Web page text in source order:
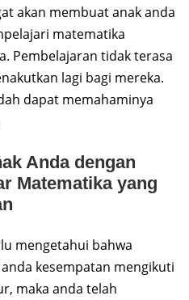
akan membuat anak anda
matematika
Pembelajaran tidak terasa
lagi bagi mereka.
dapat memahaminya
Anda dengan
Matematika yang
mengetahui bahwa
kesempatan mengikuti
maka anda telah